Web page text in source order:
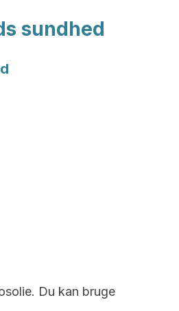
sundhed
Du kan bruge